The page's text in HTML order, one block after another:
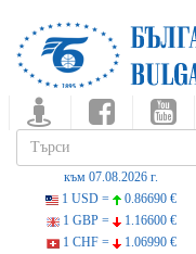
към 07.08.2026 г.
1 USD =
0.86690 €
1 GBP =
1.16600 €
1 CHF =
1.06990 €